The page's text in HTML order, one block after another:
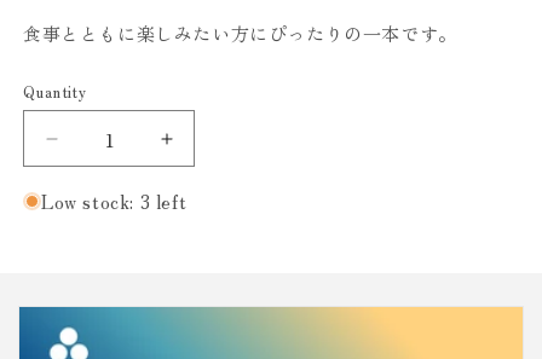
食事とともに楽しみたい方にぴったりの一本です。
Quantity
Decrease
quantity
for
醸
造
Increase
quantity
for
醸
Low stock: 3 left